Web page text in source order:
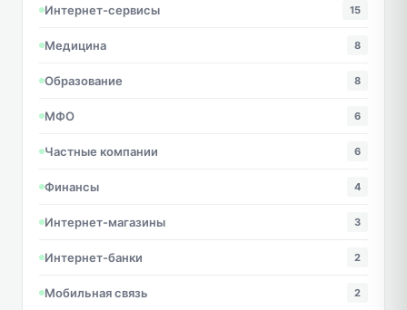
Интернет-сервисы 15
Медицина 8
Образование 8
МФО 6
Частные компании 6
Финансы 4
Интернет-магазины 3
Интернет-банки 2
Мобильная связь 2